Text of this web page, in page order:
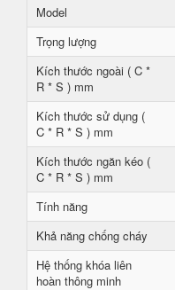
Model
Trọng lượng
Kích thước ngoài ( C *
R * S ) mm
Kích thước sử dụng (
C * R * S ) mm
Kích thước ngăn kéo (
C * R * S ) mm
Tính năng
Khả năng chống cháy
Hệ thống khóa liên
hoàn thông minh